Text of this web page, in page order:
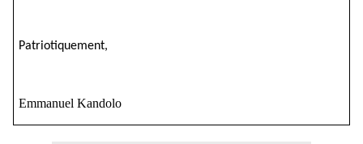
Patriotiquement,
Emmanuel Kandolo